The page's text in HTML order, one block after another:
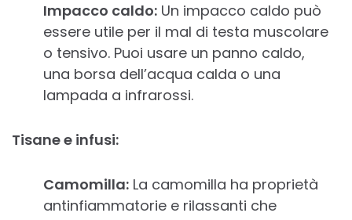
Impacco caldo: Un impacco caldo può
essere utile per il mal di testa muscolare
o tensivo. Puoi usare un panno caldo,
una borsa dell’acqua calda o una
lampada a infrarossi.
Tisane e infusi:
Camomilla: La camomilla ha proprietà
antinfiammatorie e rilassanti che